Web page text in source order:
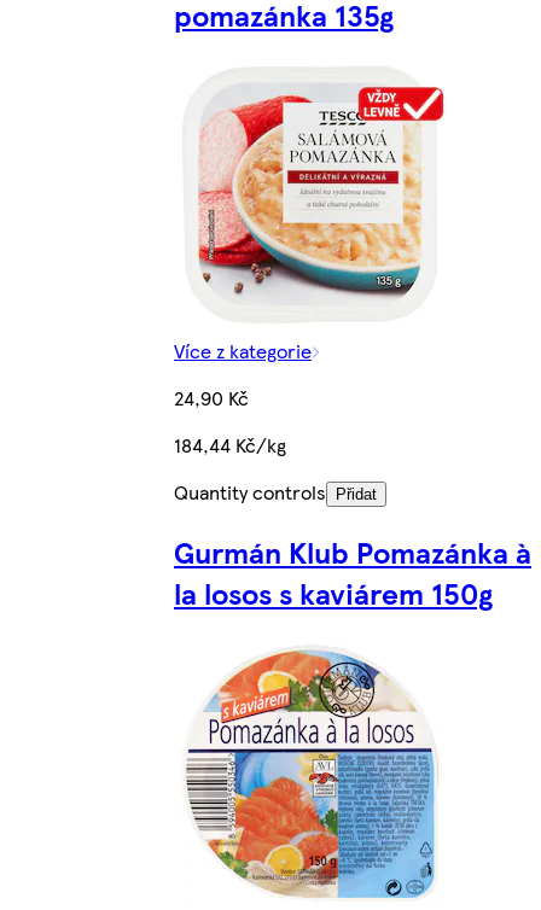
pomazánka 135g
Více z kategorie
24,90 Kč
184,44 Kč/kg
Quantity controls
Přidat
Gurmán Klub Pomazánka à
la losos s kaviárem 150g